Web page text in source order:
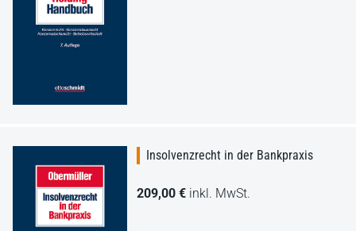
Insolvenzrecht in der Bankpraxis
209,00 € inkl. MwSt.